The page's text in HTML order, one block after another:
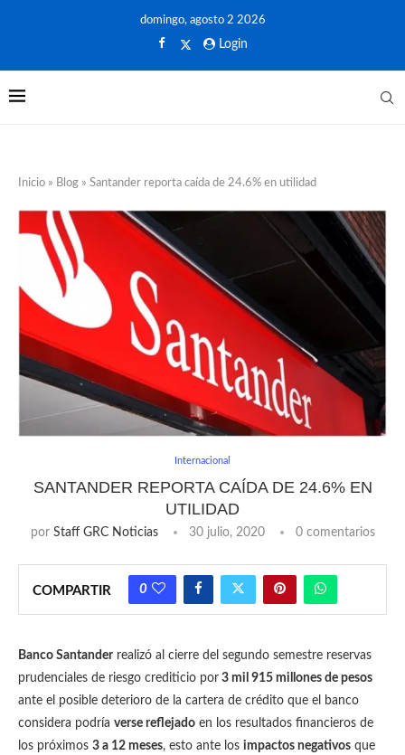
domingo, agosto 2 2026
Login
Inicio » Blog » Santander reporta caída de 24.6% en utilidad
Internacional
SANTANDER REPORTA CAÍDA DE 24.6% EN
UTILIDAD
por Staff GRC Noticias 30 julio, 2020 0 comentarios
COMPARTIR 0
Banco Santanderrealizó al cierre del segundo semestre reservas
prudenciales de riesgo crediticio por 3 mil 915 millones de pesos
ante el posible deterioro de la cartera de crédito que el banco
considera podría verse reflejado en los resultados financieros de
los próximos 3 a 12 meses, esto ante los impactos negativos que